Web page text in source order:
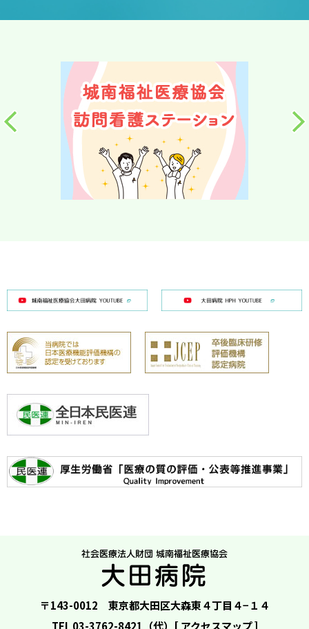
〒143-0012 東京都大田区大森東４丁目４−１４
TEL 03-3762-8421（代）[ アクセスマップ]